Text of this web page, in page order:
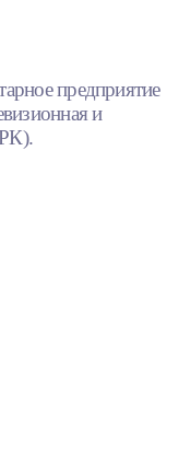
предприятие
и